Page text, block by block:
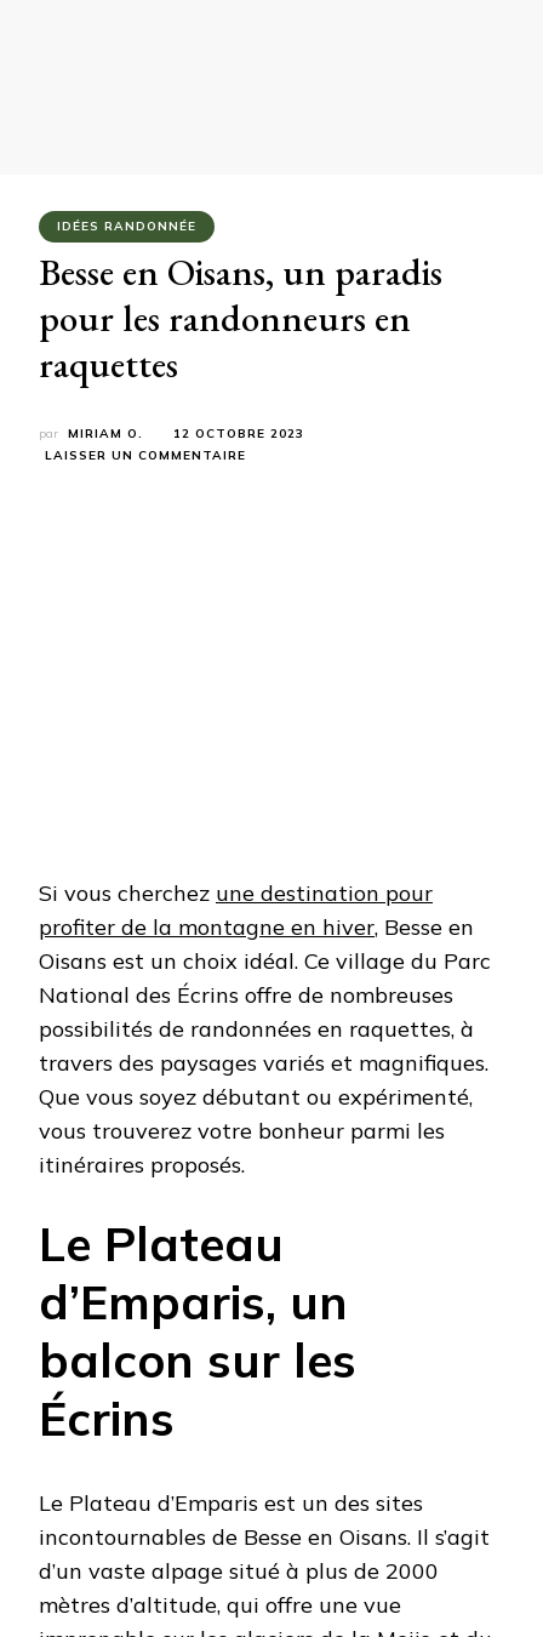
IDÉES RANDONNÉE
Besse en Oisans, un paradis
pour les randonneurs en
raquettes
par MIRIAM O.
12 OCTOBRE 2023
LAISSER UN COMMENTAIRE
Si vous cherchez une destination pour
profiter de la montagne en hiver, Besse en
Oisans est un choix idéal. Ce village du Parc
National des Écrins offre de nombreuses
possibilités de randonnées en raquettes, à
travers des paysages variés et magnifiques.
Que vous soyez débutant ou expérimenté,
vous trouverez votre bonheur parmi les
itinéraires proposés.
Le Plateau
d’Emparis, un
balcon sur les
Écrins
Le Plateau d’Emparis est un des sites
incontournables de Besse en Oisans. Il s’agit
d’un vaste alpage situé à plus de 2000
mètres d’altitude, qui offre une vue